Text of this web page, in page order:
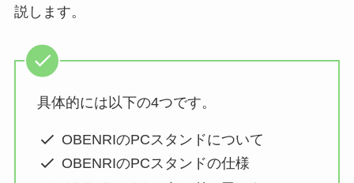
説します。
具体的には以下の4つです。
OBENRIのPCスタンドについて
OBENRIのPCスタンドの仕様